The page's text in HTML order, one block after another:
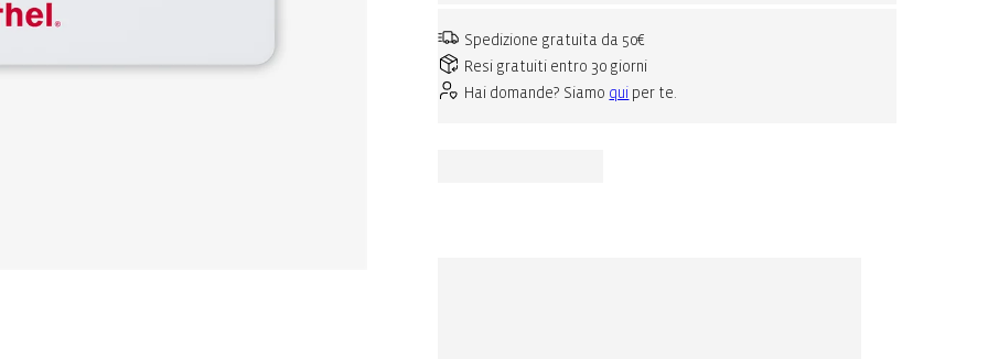
Spedizione gratuita da 50€
Resi gratuiti entro 30 giorni
Hai domande? Siamo qui per te.